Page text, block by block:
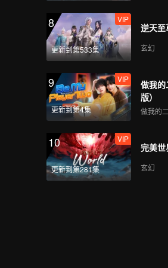
8
更新到第533集
VIP
逆天至
玄幻
9
更新到第4集
VIP
做我的
版）
做我的
10
更新到第281集
VIP
完美世
玄幻